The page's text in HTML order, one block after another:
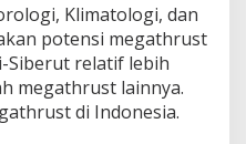
Klimatologi, dan
potensi megathrust
Siberut relatif lebih
megathrust lainnya.
di Indonesia.